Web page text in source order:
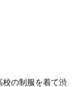
校の制服を着て渋